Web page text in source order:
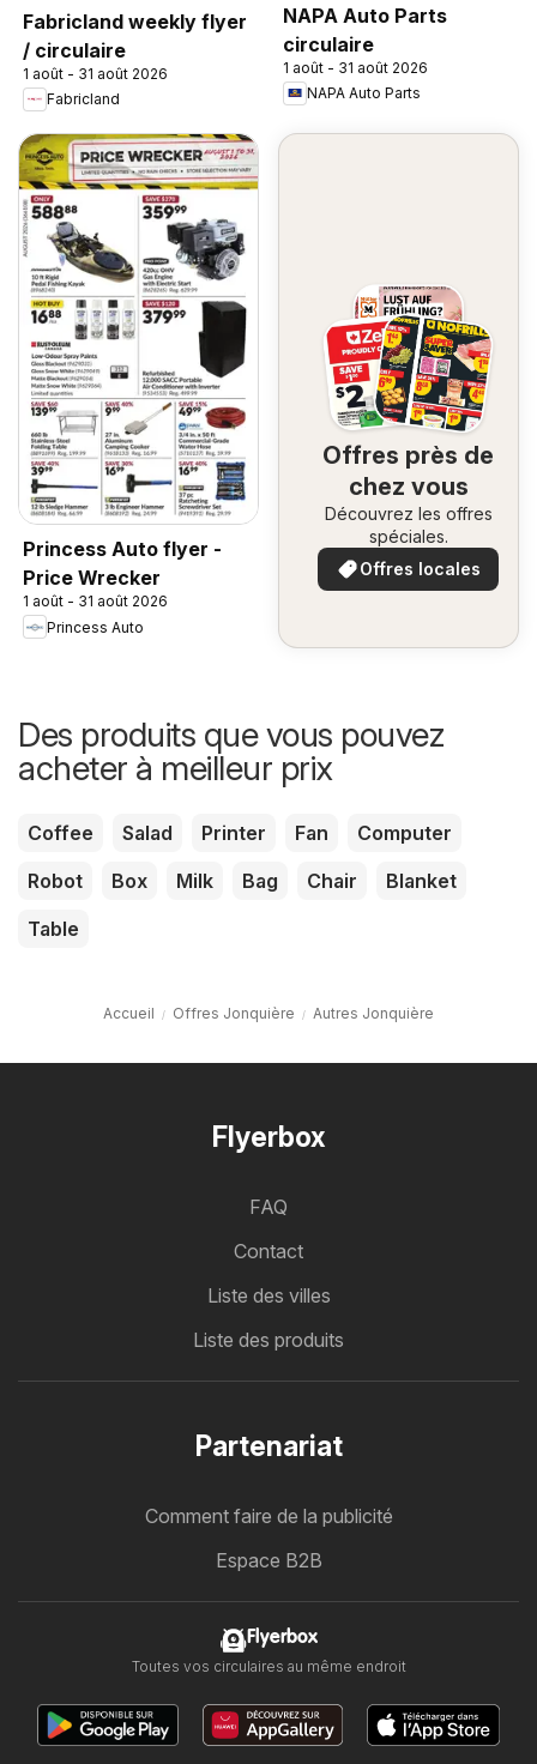
Fabricland weekly flyer
/ circulaire
1 août - 31 août 2026
Fabricland
NAPA Auto Parts
circulaire
1 août - 31 août 2026
NAPA Auto Parts
Princess Auto flyer -
Price Wrecker
1 août - 31 août 2026
Princess Auto
Offres près de
chez vous
Découvrez les offres
spéciales.
Offres locales
Des produits que vous pouvez
acheter à meilleur prix
Coffee Salad Printer Fan
Computer
Robot
Box Milk Bag Chair
Blanket
Table
Accueil Offres Jonquière Autres Jonquière
Flyerbox
FAQ
Contact
Liste des villes
Liste des produits
Partenariat
Comment faire de la publicité
Espace B2B
Flyerbox
Toutes vos circulaires au même endroit